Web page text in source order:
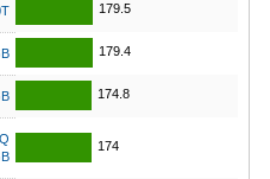
179.5
179.4
174.8
174